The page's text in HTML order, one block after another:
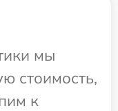
мы
стоимость,
к